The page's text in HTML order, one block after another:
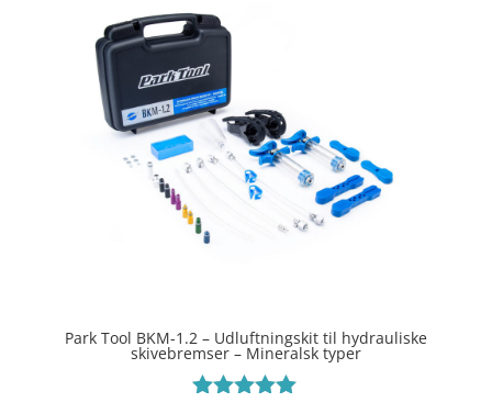
Park Tool BKM-1.2 – Udluftningskit til hydrauliske
skivebremser – Mineralsk typer